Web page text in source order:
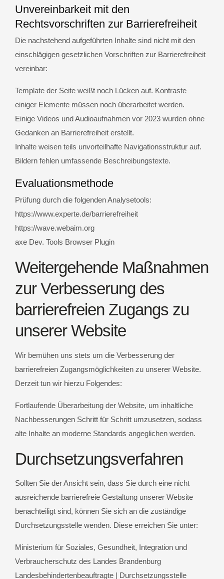
Unvereinbarkeit mit den
Rechtsvorschriften zur Barrierefreiheit
Die nachstehend aufgeführten Inhalte sind nicht mit den
einschlägigen gesetzlichen Vorschriften zur Barrierefreiheit
vereinbar:
Template der Seite weißt noch Lücken auf. Kontraste
einiger Elemente müssen noch überarbeitet werden.
Einige Videos und Audioaufnahmen vor 2023 wurden ohne
Gedanken an Barrierefreiheit erstellt.
Inhalte weisen teils unvorteilhafte Navigationsstruktur auf.
Bildern fehlen umfassende Beschreibungstexte.
Evaluationsmethode
Prüfung durch die folgenden Analysetools:
https://www.experte.de/barrierefreiheit
https://wave.webaim.org
axe Dev. Tools Browser Plugin
Weitergehende Maßnahmen
zur Verbesserung des
barrierefreien Zugangs zu
unserer Website
Wir bemühen uns stets um die Verbesserung der
barrierefreien Zugangsmöglichkeiten zu unserer Website.
Derzeit tun wir hierzu Folgendes:
Fortlaufende Überarbeitung der Website, um inhaltliche
Nachbesserungen Schritt für Schritt umzusetzen, sodass
alte Inhalte an moderne Standards angeglichen werden.
Durchsetzungsverfahren
Sollten Sie der Ansicht sein, dass Sie durch eine nicht
ausreichende barrierefreie Gestaltung unserer Website
benachteiligt sind, können Sie sich an die zuständige
Durchsetzungsstelle wenden. Diese erreichen Sie unter:
Ministerium für Soziales, Gesundheit, Integration und
Verbraucherschutz des Landes Brandenburg
Landesbehindertenbeauftragte | Durchsetzungsstelle